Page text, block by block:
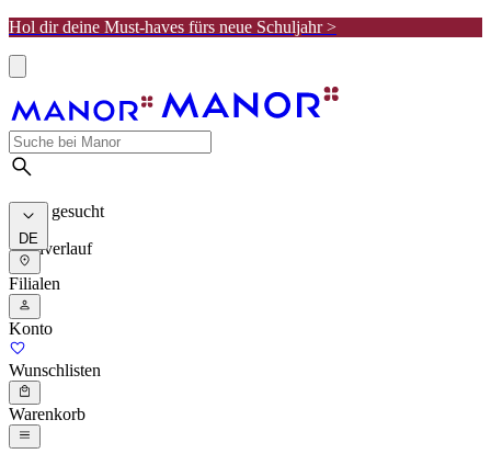
Hol dir deine Must-haves fürs neue Schuljahr >
Meist gesucht
Suchverlauf
DE
Filialen
Konto
Wunschlisten
Warenkorb